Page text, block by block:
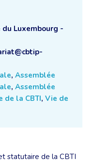
Luxembourg -
, Assemblée
, Assemblée
de la CBTI, Vie de
statutaire de la CBTI